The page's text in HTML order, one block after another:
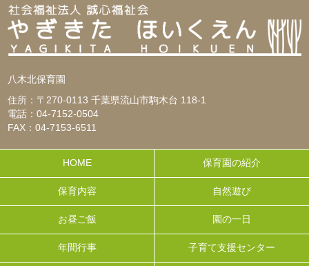
八木北保育園
住所：〒270-0113 千葉県流山市駒木台 118-1
電話：04-7152-0504
FAX：04-7153-6511
HOME 保育園の紹介
保育内容 自然遊び
お昼ご飯 園の一日
年間行事 子育て支援センター